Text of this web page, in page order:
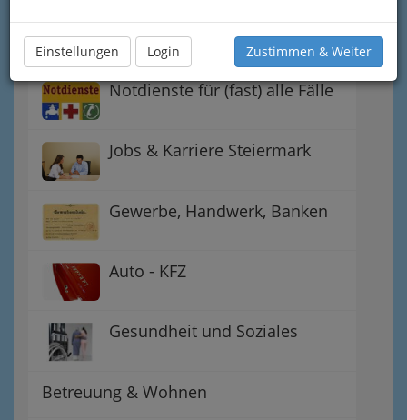
Einstellungen Login Zustimmen & Weiter
Gewinnspiele - Lokale
Gutscheine
Notdienste für (fast) alle Fälle
Jobs & Karriere Steiermark
Gewerbe, Handwerk, Banken
Auto - KFZ
Gesundheit und Soziales
Betreuung & Wohnen